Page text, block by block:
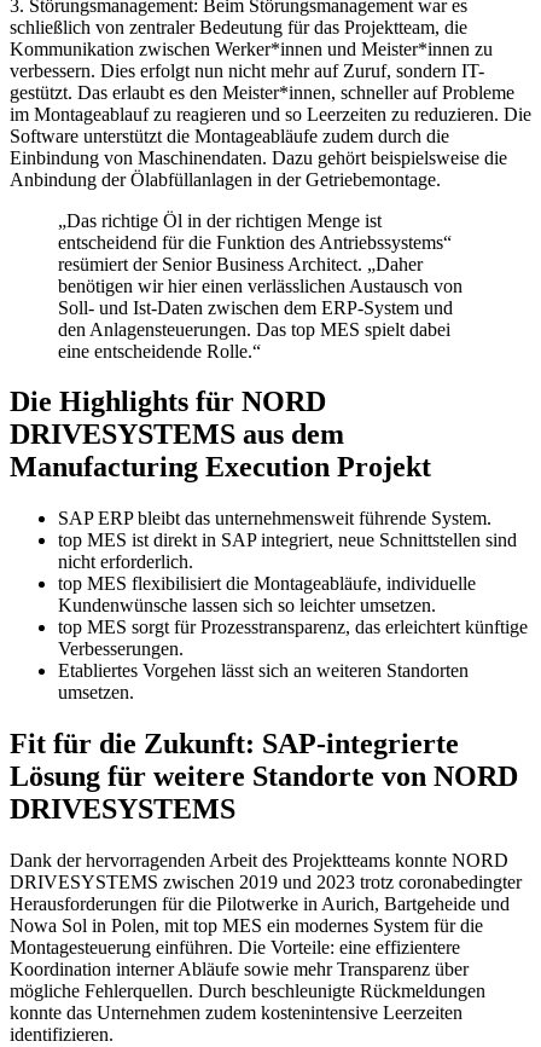
3. Störungsmanagement: Beim Störungsmanagement war es
schließlich von zentraler Bedeutung für das Projektteam, die
Kommunikation zwischen Werker*innen und Meister*innen zu
verbessern. Dies erfolgt nun nicht mehr auf Zuruf, sondern IT-
gestützt. Das erlaubt es den Meister*innen, schneller auf Probleme
im Montageablauf zu reagieren und so Leerzeiten zu reduzieren. Die
Software unterstützt die Montageabläufe zudem durch die
Einbindung von Maschinendaten. Dazu gehört beispielsweise die
Anbindung der Ölabfüllanlagen in der Getriebemontage.
„Das richtige Öl in der richtigen Menge ist
entscheidend für die Funktion des Antriebssystems“
resümiert der Senior Business Architect. „Daher
benötigen wir hier einen verlässlichen Austausch von
Soll- und Ist-Daten zwischen dem ERP-System und
den Anlagensteuerungen. Das top MES spielt dabei
eine entscheidende Rolle.“
Die Highlights für NORD
DRIVESYSTEMS aus dem
Manufacturing Execution Projekt
SAP ERP bleibt das unternehmensweit führende System.
top MES ist direkt in SAP integriert, neue Schnittstellen sind
nicht erforderlich.
top MES flexibilisiert die Montageabläufe, individuelle
Kundenwünsche lassen sich so leichter umsetzen.
top MES sorgt für Prozesstransparenz, das erleichtert künftige
Verbesserungen.
Etabliertes Vorgehen lässt sich an weiteren Standorten
umsetzen.
Fit für die Zukunft: SAP-integrierte
Lösung für weitere Standorte von NORD
DRIVESYSTEMS
Dank der hervorragenden Arbeit des Projektteams konnte NORD
DRIVESYSTEMS zwischen 2019 und 2023 trotz coronabedingter
Herausforderungen für die Pilotwerke in Aurich, Bartgeheide und
Nowa Sol in Polen, mit top MES ein modernes System für die
Montagesteuerung einführen. Die Vorteile: eine effizientere
Koordination interner Abläufe sowie mehr Transparenz über
mögliche Fehlerquellen. Durch beschleunigte Rückmeldungen
konnte das Unternehmen zudem kostenintensive Leerzeiten
identifizieren.